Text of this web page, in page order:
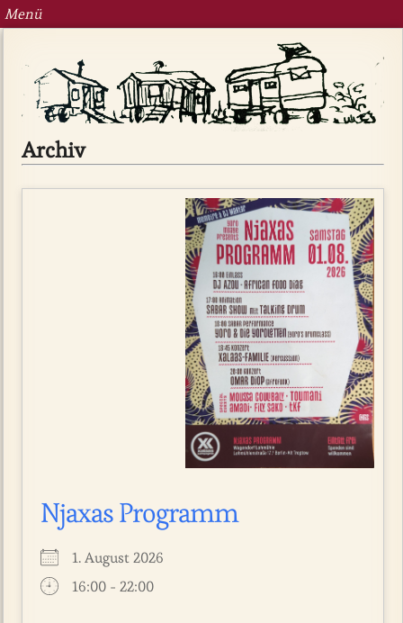
Menü
Archiv
Njaxas Programm
1. August 2026
16:00 - 22:00